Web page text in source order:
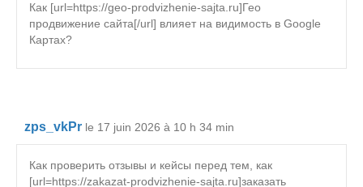
Как [url=https://geo-prodvizhenie-sajta.ru]Гео
продвижение сайта[/url] влияет на видимость в Google
Картах?
zps_vkPr le 17 juin 2026 à 10 h 34 min
Как проверить отзывы и кейсы перед тем, как
[url=https://zakazat-prodvizhenie-sajta.ru]заказать